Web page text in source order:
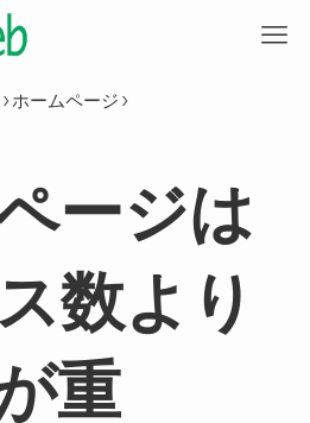
ホームページ
ージは
数より
重